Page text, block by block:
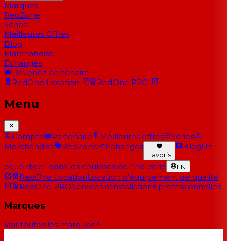
Marques
RedZone
Séries
Meilleures Offres
Blog
Marchandise
Échanges
Devenez partenaire
RedOne Location RedOne PRO
Menu
Compte Partenaire Meilleures offres
Séries
Merchandise
RedZone Échanges
Favoris
BlogUn
coup d'oeil dans les coulisses de l'industrie EN
RedOne LocationLocation d'équipement de qualité
RedOne PROServices d'installations professionnelles
Marques
Voir toutes les marques